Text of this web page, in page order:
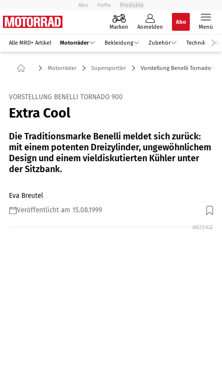
Abo Hefte Produkte
Marken Anmelden
Abo
Menü
Alle MRD+ Artikel Motorräder Bekleidung Zubehör Technik
Motorräder Supersportler Vorstellung Benelli Tornado 900
VORSTELLUNG BENELLI TORNADO 900
Extra Cool
Die Traditionsmarke Benelli meldet sich zurück:
mit einem potenten Dreizylinder, ungewöhnlichem
Design und einem vieldiskutierten Kühler unter
der Sitzbank.
Eva Breutel
Veröffentlicht am 15.08.1999
ANZEIGE